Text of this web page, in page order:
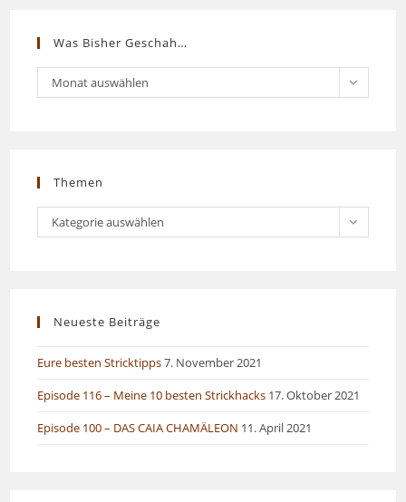
Was Bisher Geschah…
Was
bisher
Monat auswählen
Themen
Themen
Kategorie auswählen
Neueste Beiträge
Eure besten Stricktipps7. November 2021
Episode 116 – Meine 10 besten Strickhacks 17. Oktober 2021
Episode 100 – DAS CAIA CHAMÄLEON 11. April 2021